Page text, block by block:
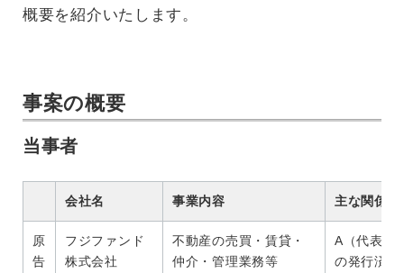
概要を紹介いたします。
事案の概要
当事者
会社名 事業内容 主な関係者
原
告
フジファンド
株式会社
不動産の売買・賃貸・
仲介・管理業務等
A（代表取
の発行済